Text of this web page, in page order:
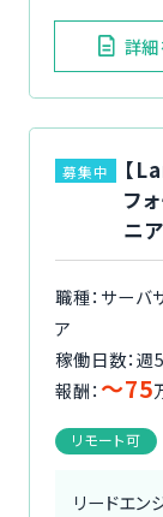
詳細
募集中
【
フ
ニ
職種：サーバ
ア
稼働日数：週
報酬： 〜75
リモート可
リードエン